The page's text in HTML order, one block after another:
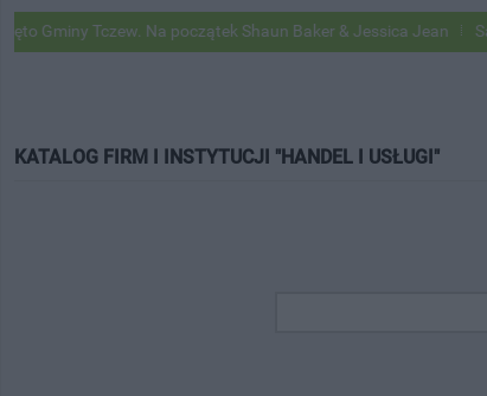
Tczew. Na początek Shaun Baker & Jessica Jean
KATALOG FIRM I INSTYTUCJI "HANDEL I USŁUGI"